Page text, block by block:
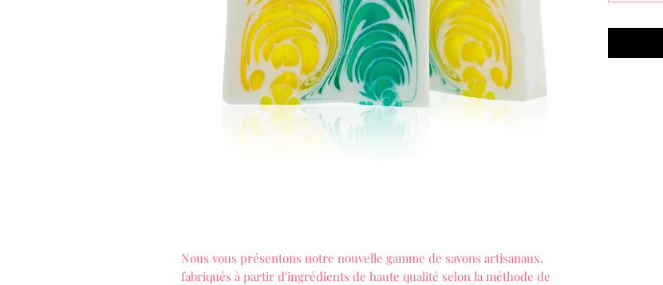
Nous vous présentons notre nouvelle gamme de savons artisanaux,
fabriqués à partir d'ingrédients de haute qualité selon la méthode de